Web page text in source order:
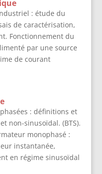
: étude du
de caractérisation,
Fonctionnement du
par une source
de courant
: définitions et
non-sinusoïdal. (BTS).
monophasé :
instantanée,
en régime sinusoïdal